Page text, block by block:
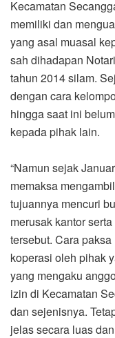
Kecamatan
memiliki dan
yang asal muasal
sah dihadapan
tahun 2014 silam.
dengan cara
hingga saat ini
kepada pihak lain.
“Namun sejak
memaksa
tujuannya mencuri
merusak kantor
tersebut. Cara
koperasi oleh pihak
yang mengaku
izin di Kecamatan
dan sejenisnya.
jelas secara luas